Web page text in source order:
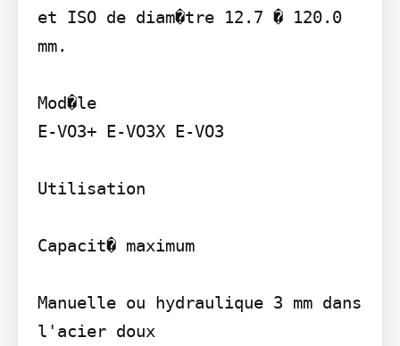
et ISO de diam�tre 12.7 � 120.0
mm.
Mod�le
E-VO3+ E-VO3X E-VO3
Utilisation
Capacit� maximum
Manuelle ou hydraulique 3 mm dans
l'acier doux